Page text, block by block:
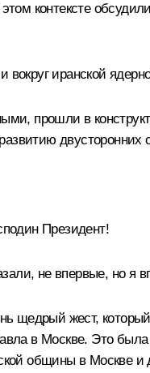
контексте
иранской
прошли в
Президент!
не впервые, но я
щедрый жест,
в Москве. Это была
общины в Москве